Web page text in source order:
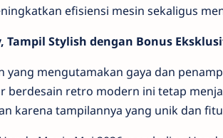
efisiensi mesin sekaligus
Tampil Stylish dengan Bonus
yang mengutamakan gaya dan
berdesain retro modern ini tetap
karena tampilannya yang unik dan